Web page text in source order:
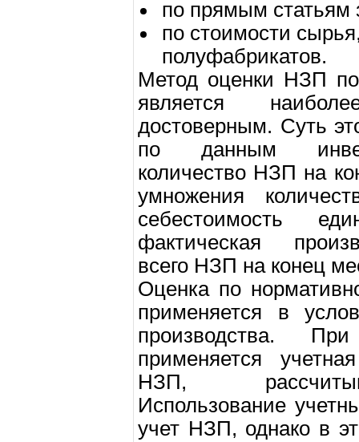
по прямым статьям
по стоимости
полуфабрикатов.
Метод оценки НЗП по
является
достоверным. Суть
по данным
количество НЗП на
умножения
себестоимость
фактическая
всего НЗП на конец
Оценка по
применяется в
производства.
применяется
НЗП,
Использование
учет НЗП, однако в